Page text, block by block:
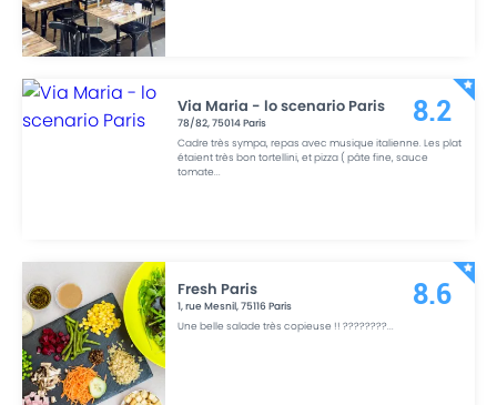
Via Maria - lo scenario Paris
78/82,75014Paris
Cadre très sympa, repas avec musique italienne. Les plat
étaient très bon tortellini, et pizza ( pâte fine, sauce
tomate...
8.2
Fresh Paris
1, rue Mesnil,75116Paris
Une belle salade très copieuse !! ????????...
8.6